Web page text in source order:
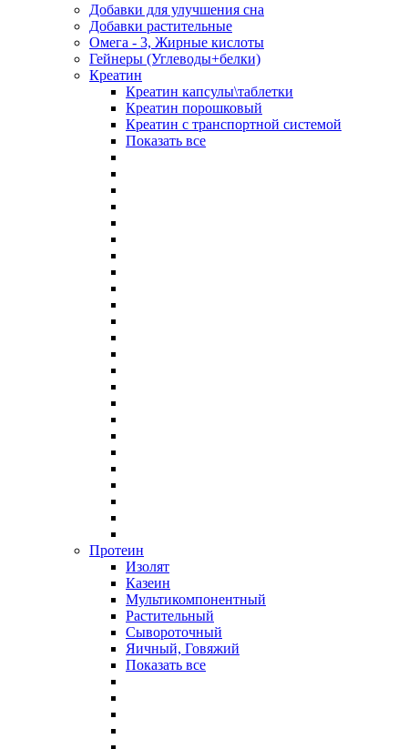
Добавки для улучшения сна
Добавки растительные
Омега - 3, Жирные кислоты
Гейнеры (Углеводы+белки)
Креатин
Креатин капсулы\таблетки
Креатин порошковый
Креатин с транспортной системой
Показать все
Протеин
Изолят
Казеин
Мультикомпонентный
Растительный
Сывороточный
Яичный, Говяжий
Показать все